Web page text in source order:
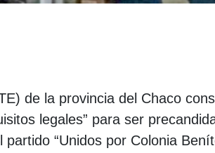
de la provincia del Chaco
legales” para ser
“Unidos por Colonia